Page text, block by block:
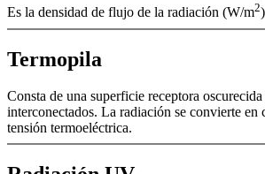
Es la densidad de flujo de la radiación (W/­m2
Termopila
Consta de una superficie receptora
interconectados. La radiación se convierte en
tensión termoeléctrica.